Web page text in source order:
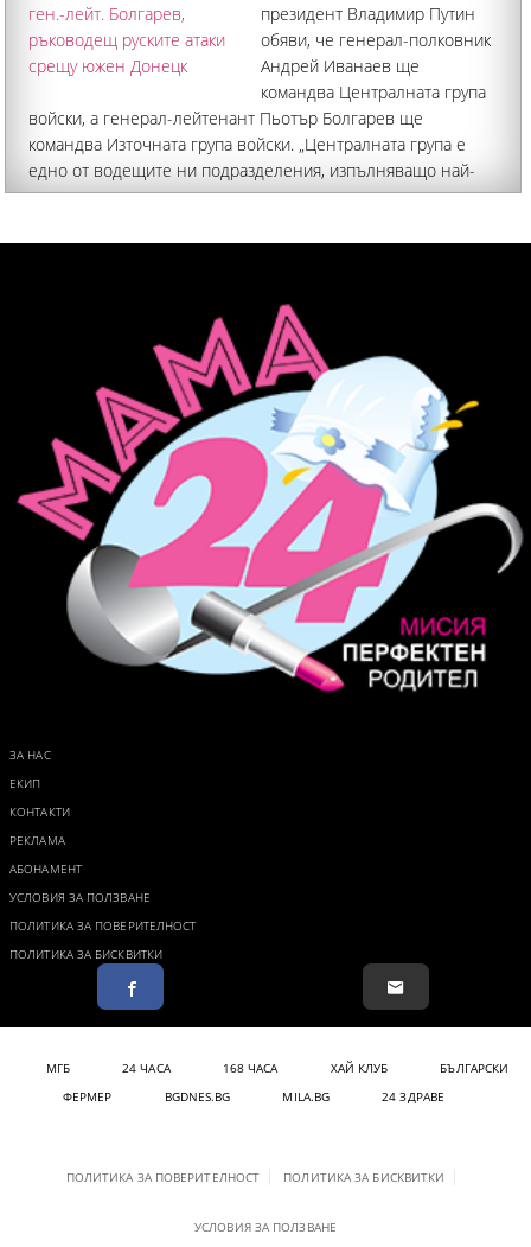
президент Владимир Путин
обяви, че генерал-полковник
Андрей Иванаев ще
командва Централната група
войски, а генерал-лейтенант Пьотър Болгарев ще
командва Източната група войски. „Централната група е
едно от водещите ни подразделения, изпълняващо най-
важните и решаващи задачи по освобождаването на
ЗА НАС
ЕКИП
КОНТАКТИ
РЕКЛАМА
АБОНАМЕНТ
УСЛОВИЯ ЗА ПОЛЗВАНЕ
ПОЛИТИКА ЗА ПОВЕРИТЕЛНОСТ
ПОЛИТИКА ЗА БИСКВИТКИ
МГБ 24 ЧАСА 168 ЧАСА ХАЙ КЛУБ
БЪЛГАРСКИ
ФЕРМЕР
BGDNES.BG MILA.BG 24 ЗДРАВЕ
ПОЛИТИКА ЗА ПОВЕРИТЕЛНОСТ ПОЛИТИКА ЗА БИСКВИТКИ
УСЛОВИЯ ЗА ПОЛЗВАНЕ